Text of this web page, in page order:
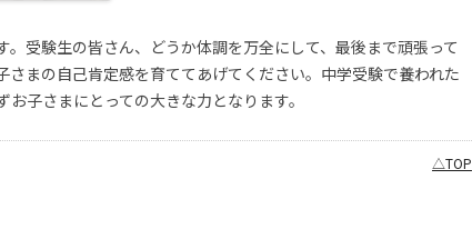
。受験生の皆さん、どうか体調を万全にして、最後まで頑張って
さまの自己肯定感を育ててあげてください。中学受験で養われた
子さまにとっての大きな力となります。
△TOP